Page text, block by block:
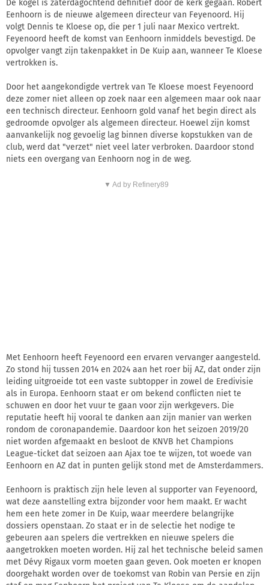
De kogel is zaterdagochtend definitief door de kerk gegaan. Robert
Eenhoorn is de nieuwe algemeen directeur van Feyenoord. Hij
volgt Dennis te Kloese op, die per 1 juli naar Mexico vertrekt.
Feyenoord heeft de komst van Eenhoorn inmiddels bevestigd. De
opvolger vangt zijn takenpakket in De Kuip aan, wanneer Te Kloese
vertrokken is.
Door het aangekondigde vertrek van Te Kloese moest Feyenoord
deze zomer niet alleen op zoek naar een algemeen maar ook naar
een technisch directeur. Eenhoorn gold vanaf het begin direct als
gedroomde opvolger als algemeen directeur. Hoewel zijn komst
aanvankelijk nog gevoelig lag binnen diverse kopstukken van de
club, werd dat "verzet" niet veel later verbroken. Daardoor stond
niets een overgang van Eenhoorn nog in de weg.
▼ Ad by Refinery89
Met Eenhoorn heeft Feyenoord een ervaren vervanger aangesteld.
Zo stond hij tussen 2014 en 2024 aan het roer bij AZ, dat onder zijn
leiding uitgroeide tot een vaste subtopper in zowel de Eredivisie
als in Europa. Eenhoorn staat er om bekend conflicten niet te
schuwen en door het vuur te gaan voor zijn werkgevers. Die
reputatie heeft hij vooral te danken aan zijn manier van werken
rondom de coronapandemie. Daardoor kon het seizoen 2019/20
niet worden afgemaakt en besloot de KNVB het Champions
League-ticket dat seizoen aan Ajax toe te wijzen, tot woede van
Eenhoorn en AZ dat in punten gelijk stond met de Amsterdammers.
Eenhoorn is praktisch zijn hele leven al supporter van Feyenoord,
wat deze aanstelling extra bijzonder voor hem maakt. Er wacht
hem een hete zomer in De Kuip, waar meerdere belangrijke
dossiers openstaan. Zo staat er in de selectie het nodige te
gebeuren aan spelers die vertrekken en nieuwe spelers die
aangetrokken moeten worden. Hij zal het technische beleid samen
met Dévy Rigaux vorm moeten gaan geven. Ook moeten er knopen
doorgehakt worden over de toekomst van Robin van Persie en zijn